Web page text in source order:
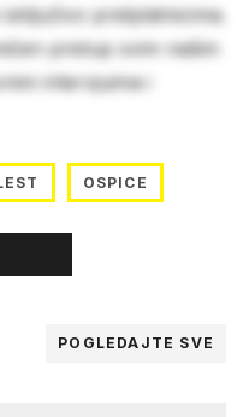
pretplatnicima.
pristup svim našim
intervjuima i
OSPICE
POGLEDAJTE SVE